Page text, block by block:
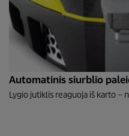
Automatinis siurblio
Lygio jutiklis reaguoja iš karto –